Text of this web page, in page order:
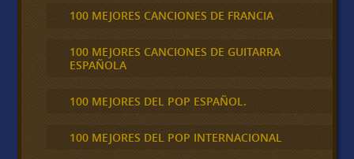
100 MEJORES CANCIONES DE FRANCIA
100 MEJORES CANCIONES DE GUITARRA
ESPAÑOLA
100 MEJORES DEL POP ESPAÑOL.
100 MEJORES DEL POP INTERNACIONAL